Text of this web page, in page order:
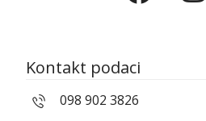
Kontakt podaci
098 902 3826